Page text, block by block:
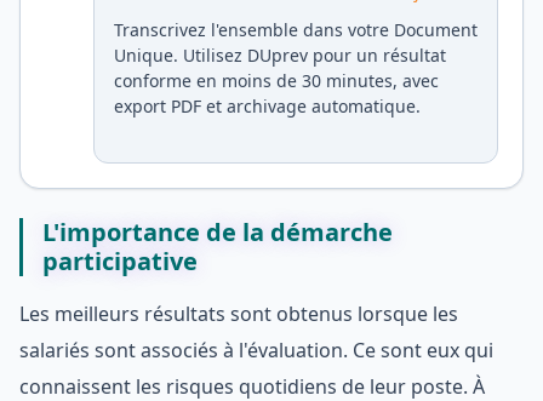
Transcrivez l'ensemble dans votre Document
Unique. Utilisez DUprev pour un résultat
conforme en moins de 30 minutes, avec
export PDF et archivage automatique.
L'importance de la démarche
participative
Les meilleurs résultats sont obtenus lorsque les
salariés sont associés à l'évaluation. Ce sont eux qui
connaissent les risques quotidiens de leur poste. À